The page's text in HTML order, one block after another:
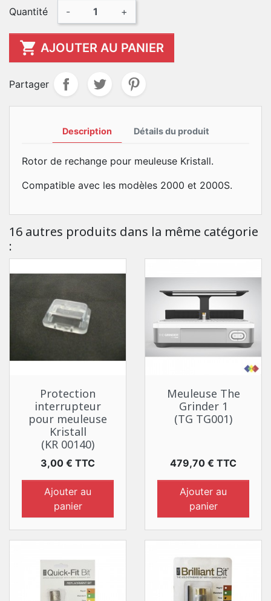
Quantité
- +
 AJOUTER AU PANIER
Partager
Description Détails du produit
Rotor de rechange pour meuleuse Kristall.
Compatible avec les modèles 2000 et 2000S.
16 autres produits dans la même catégorie
:
Protection
interrupteur
pour meuleuse
Kristall
(KR 00140)
Prix
3,00 € TTC
Ajouter au
panier
Meuleuse The
Grinder 1
(TG TG001)
Prix
479,70 € TTC
Ajouter au
panier